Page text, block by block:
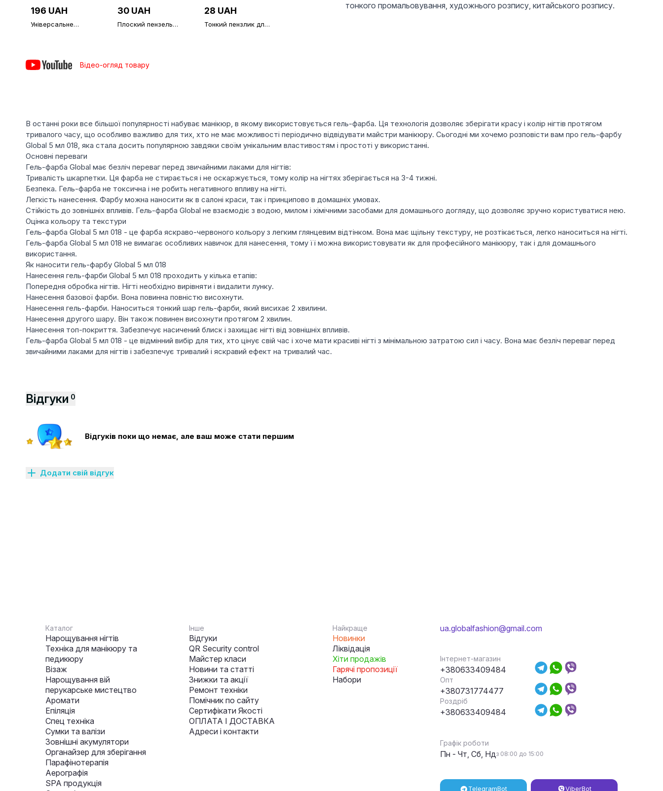
196 UAH
Універсальне
фініш), 12 мл
30 UAH
Плоский пензель
28 UAH
Тонкий пензлик для
28 UAH 210 UAH 38 UAH
тонкого промальовування, художнього розпису, китайського розпису.
Відео-огляд товару
В останні роки все більшої популярності набуває манікюр, в якому використовується гель-фарба. Ця технологія дозволяє зберігати красу і колір нігтів протягом
тривалого часу, що особливо важливо для тих, хто не має можливості періодично відвідувати майстри манікюру. Сьогодні ми хочемо розповісти вам про гель-фарбу
Global 5 мл 018, яка стала досить популярною завдяки своїм унікальним властивостям і простоті у використанні.
Основні переваги
Гель-фарба Global має безліч переваг перед звичайними лаками для нігтів:
Тривалість шкарпетки. Ця фарба не стирається і не оскаржується, тому колір на нігтях зберігається на 3-4 тижні.
Безпека. Гель-фарба не токсична і не робить негативного впливу на нігті.
Легкість нанесення. Фарбу можна наносити як в салоні краси, так і принципово в домашніх умовах.
Стійкість до зовнішніх впливів. Гель-фарба Global не взаємодіє з водою, милом і хімічними засобами для домашнього догляду, що дозволяє зручно користуватися нею.
Оцінка кольору та текстури
Гель-фарба Global 5 мл 018 - це фарба яскраво-червоного кольору з легким глянцевим відтінком. Вона має щільну текстуру, не розтікається, легко наноситься на нігті.
Гель-фарба Global 5 мл 018 не вимагає особливих навичок для нанесення, тому її можна використовувати як для професійного манікюру, так і для домашнього
використання.
Як наносити гель-фарбу Global 5 мл 018
Нанесення гель-фарби Global 5 мл 018 проходить у кілька етапів:
Попередня обробка нігтів. Нігті необхідно вирівняти і видалити лунку.
Нанесення базової фарби. Вона повинна повністю висохнути.
Нанесення гель-фарби. Наноситься тонкий шар гель-фарби, який висихає 2 хвилини.
Нанесення другого шару. Він також повинен висохнути протягом 2 хвилин.
Нанесення топ-покриття. Забезпечує насичений блиск і захищає нігті від зовнішніх впливів.
Гель-фарба Global 5 мл 018 - це відмінний вибір для тих, хто цінує свій час і хоче мати красиві нігті з мінімальною затратою сил і часу. Вона має безліч переваг перед
звичайними лаками для нігтів і забезпечує тривалий і яскравий ефект на тривалий час.
Відгуки 0
Відгуків поки що немає, але ваш може стати першим
Додати свій відгук
Каталог
Нарощування нігтів
Техніка для манікюру та
педикюру
Візаж
Нарощування вій
перукарське мистецтво
Аромати
Епіляція
Спец техніка
Сумки та валізи
Зовнішні акумулятори
Органайзер для зберігання
Парафінотерапія
Аерографія
SPA продукція
Інше
Відгуки
QR Security control
Майстер класи
Новини та статті
Знижки та акції
Ремонт техніки
Помічник по сайту
Сертифікати Якості
ОПЛАТА І ДОСТАВКА
Адреси і контакти
Найкраще
Новинки
Ліквідація
Хіти продажів
Гарячі пропозиції
Набори
ua.globalfashion@gmail.com
Інтернет-магазин
+380633409484
Опт
+380731774477
Роздріб
+380633409484
Графік роботи
Пн - Чт, Сб, Ндз 08:00 до 15:00
TelegramBot ViberBot